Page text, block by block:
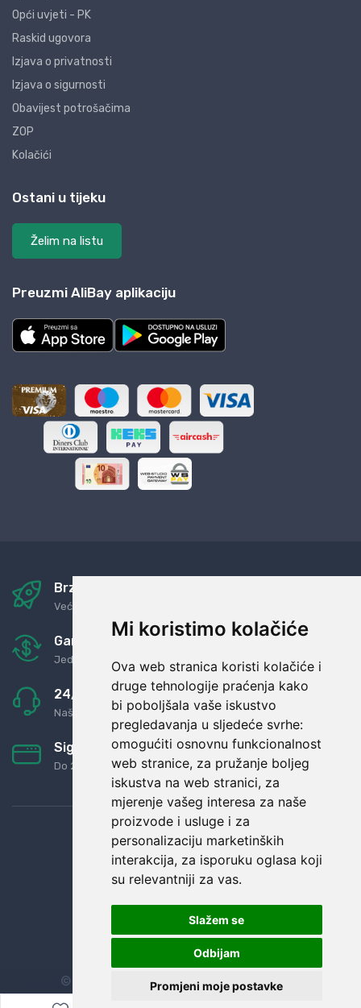
Mi koristimo kolačiće
Ova web stranica koristi kolačiće i
druge tehnologije praćenja kako
bi poboljšala vaše iskustvo
pregledavanja u sljedeće svrhe:
omogućiti osnovnu funkcionalnost
web stranice, za pružanje boljeg
iskustva na web stranici, za
mjerenje vašeg interesa za naše
proizvode i usluge i za
personalizaciju marketinških
interakcija, za isporuku oglasa koji
su relevantniji za vas.
Slažem se
Odbijam
Promjeni moje postavke
Opći uvjeti - PK
Raskid ugovora
Izjava o privatnosti
Izjava o sigurnosti
Obavijest potrošačima
ZOP
Kolačići
Ostani u tijeku
Želim na listu
Preuzmi AliBay aplikaciju
Brza i sigurna dostava
Već za nekoliko dana kod vas
Garancija u povrat novaca
Jednostavno pravilo: Roba za novac
24/7 odlična podrška
Naši agenti uvijek na raspolaganju
Sigurno obročno plaćanje
Do 24 rata bez kamata
© Sva prava zadržana. Dopi grupa d.o.o.